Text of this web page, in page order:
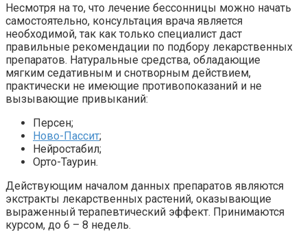
Несмотря на то, что лечение бессонницы можно начать
самостоятельно, консультация врача является
необходимой, так как только специалист даст
правильные рекомендации по подбору лекарственных
препаратов. Натуральные средства, обладающие
мягким седативным и снотворным действием,
практически не имеющие противопоказаний и не
вызывающие привыканий:
Персен;
Ново-Пассит;
Нейростабил;
Орто-Таурин.
Действующим началом данных препаратов являются
экстракты лекарственных растений, оказывающие
выраженный терапевтический эффект. Принимаются
курсом, до 6 – 8 недель.